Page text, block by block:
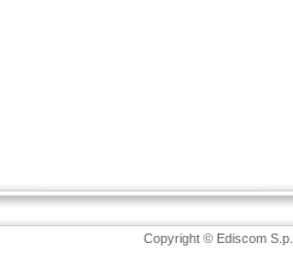
Copyright © Ediscom